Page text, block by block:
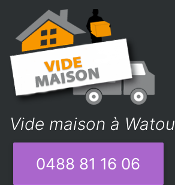
Vide maison à Watou
0488 81 16 06